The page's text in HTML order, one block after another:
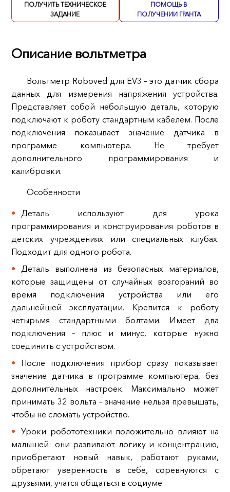
ПОЛУЧИТЬ ТЕХНИЧЕСКОЕ
ЗАДАНИЕ
ПОМОЩЬ В
ПОЛУЧЕНИИ ГРАНТА
Описание вольтметра
Вольтметр Roboved для EV3 – это датчик сбора
данных для измерения напряжения устройства.
Представляет собой небольшую деталь, которую
подключают к роботу стандартным кабелем. После
подключения показывает значение датчика в
программе компьютера. Не требует
дополнительного программирования и
калибровки.
Особенности
Деталь используют для урока
программирования и конструирования роботов в
детских учреждениях или специальных клубах.
Подходит для одного робота.
Деталь выполнена из безопасных материалов,
которые защищены от случайных возгораний во
время подключения устройства или его
дальнейшей эксплуатации. Крепится к роботу
четырьмя стандартными болтами. Имеет два
подключения – плюс и минус, которые нужно
соединить с устройством.
После подключения прибор сразу показывает
значение датчика в программе компьютера, без
дополнительных настроек. Максимально может
принимать 32 вольта – значение нельзя превышать,
чтобы не сломать устройство.
Уроки робототехники положительно влияют на
малышей: они развивают логику и концентрацию,
приобретают новый навык, работают руками,
обретают уверенность в себе, соревнуются с
друзьями, учатся общаться в социуме.